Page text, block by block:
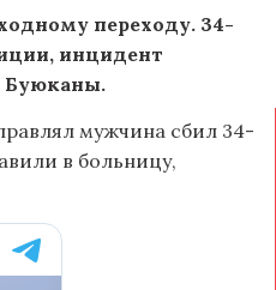
переходу. 34-
инцидент
Буюканы.
мужчина сбил 34-
в больницу,